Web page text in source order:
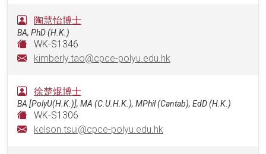
陶慧怡博士
BA, PhD (H.K.)
WK-S1346
kimberly.tao@cpce-polyu.edu.hk
徐楚焜博士
BA [PolyU(H.K.)], MA (C.U.H.K.), MPhil (Cantab), EdD (H.K.)
WK-S1306
kelson.tsui@cpce-polyu.edu.hk